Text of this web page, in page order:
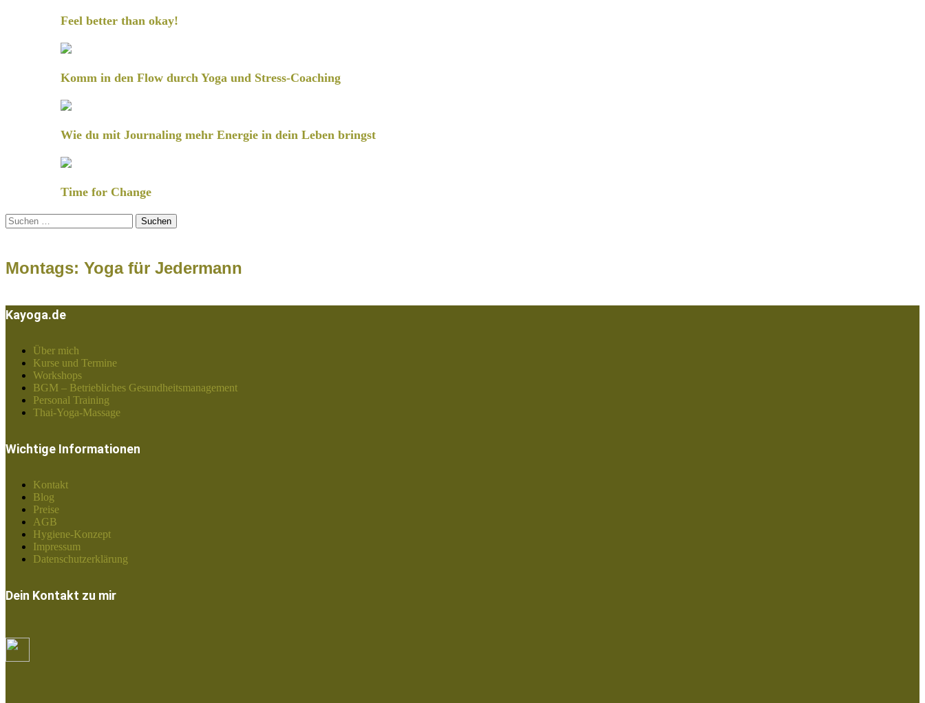
Feel better than okay!
Komm in den Flow durch Yoga und Stress-Coaching
Wie du mit Journaling mehr Energie in dein Leben bringst
Time for Change
Suchen
nach:
Montags: Yoga für Jedermann
Kayoga.de
Über mich
Kurse und Termine
Workshops
BGM – Betriebliches Gesundheitsmanagement
Personal Training
Thai-Yoga-Massage
Wichtige Informationen
Kontakt
Blog
Preise
AGB
Hygiene-Konzept
Impressum
Datenschutzerklärung
Dein Kontakt zu mir